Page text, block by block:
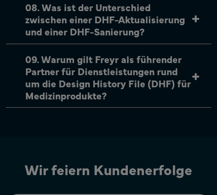
08. Was ist der Unterschied
zwischen einer DHF-Aktualisierung
und einer DHF-Sanierung?
09. Warum gilt Freyr als führender
Partner für Dienstleistungen rund
um die Design History File (DHF) für
Medizinprodukte?
Wir feiern Kundenerfolge